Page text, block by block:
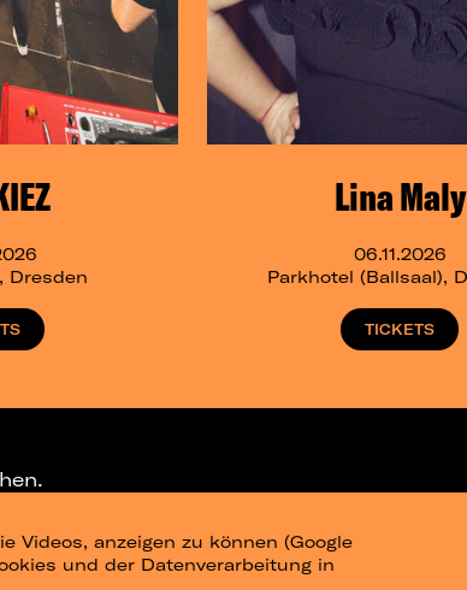
Dresden
Lina Maly
06.11.2026
Parkhotel (Ballsaal),
TICKETS
Videos, anzeigen zu können (Google
und der Datenverarbeitung in
CHANNEL